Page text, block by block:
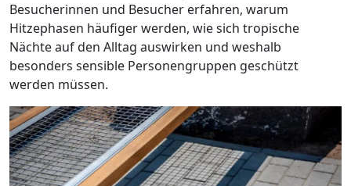
Besucherinnen und Besucher erfahren, warum
Hitzephasen häufiger werden, wie sich tropische
Nächte auf den Alltag auswirken und weshalb
besonders sensible Personengruppen geschützt
werden müssen.